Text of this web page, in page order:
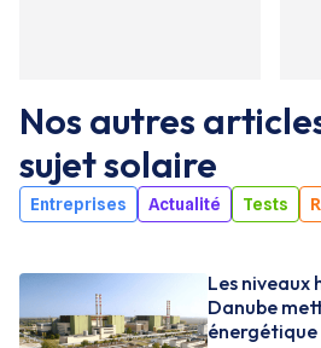
Nos autres
sujetsolaire
Entreprises Actualité Tests
Les niveaux
Danube
énergétique